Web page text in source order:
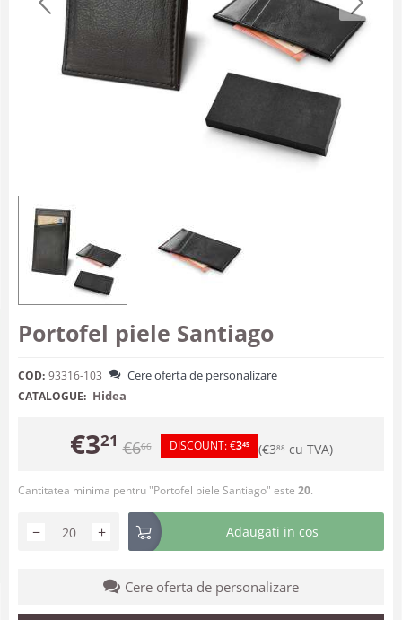
Portofel piele Santiago
COD: 93316-103 Cere oferta de personalizare
CATALOGUE: Hidea
€321 €666 DISCOUNT:€345 (€388 cu TVA)
Cantitatea minima pentru "Portofel piele Santiago" este 20.
+
− Adaugati in cos
Cere oferta de personalizare